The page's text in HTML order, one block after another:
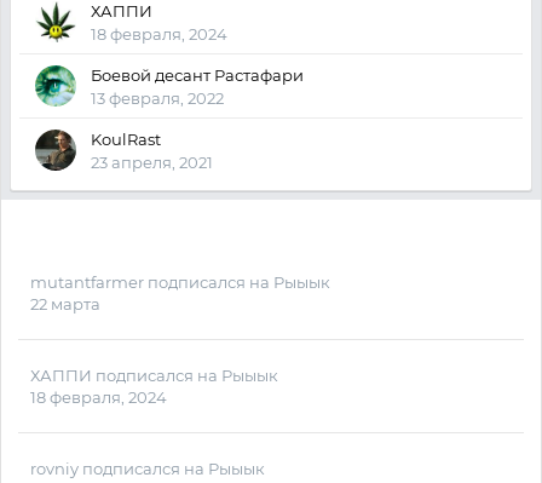
ХАППИ
18 февраля, 2024
Боевой десант Растафари
13 февраля, 2022
KoulRast
23 апреля, 2021
mutantfarmer подписался на Рыыык
22 марта
ХАППИ подписался на Рыыык
18 февраля, 2024
rovniy подписался на Рыыык